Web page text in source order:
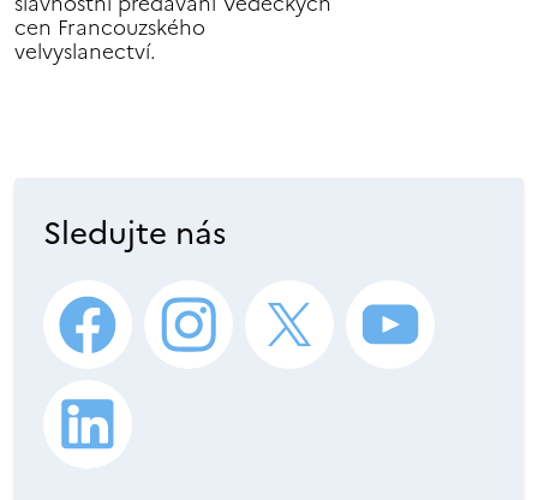
cen Francouzského
velvyslanectví.
Sledujte nás